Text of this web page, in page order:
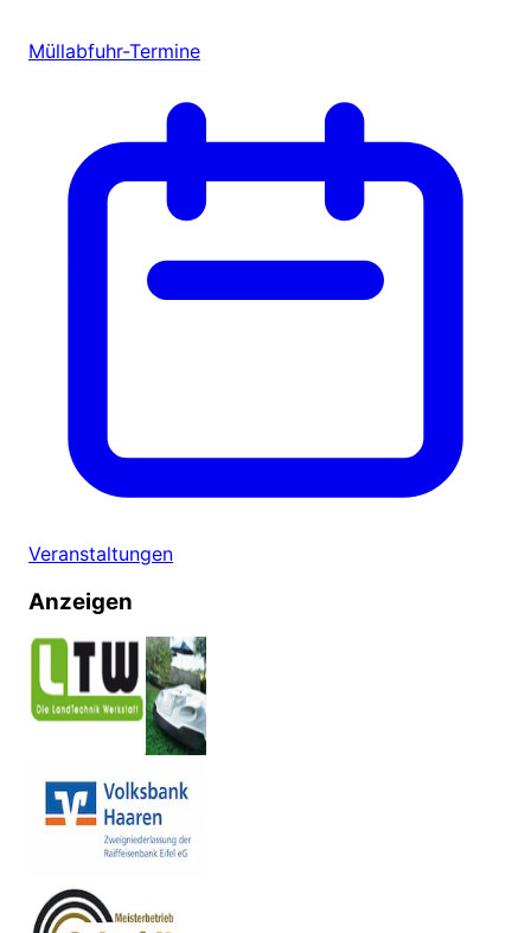
Müllabfuhr-Termine
Veranstaltungen
Anzeigen